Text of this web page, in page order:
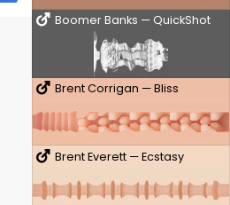
Boomer Banks — QuickShot
Brent Corrigan — Bliss
Brent Everett — Ecstasy